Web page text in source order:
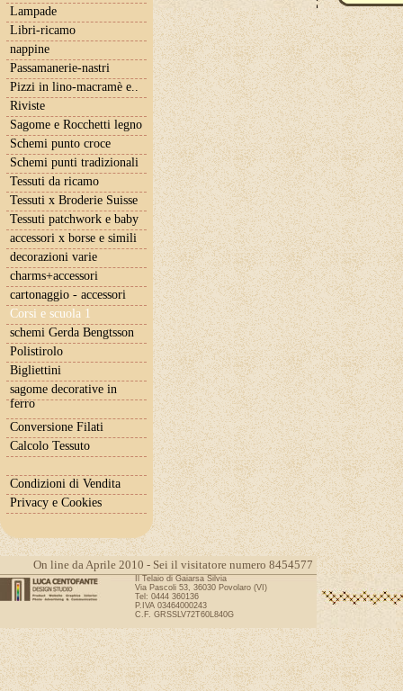
Lampade
Libri-ricamo
nappine
Passamanerie-nastri
Pizzi in lino-macramè e..
Riviste
Sagome e Rocchetti legno
Schemi punto croce
Schemi punti tradizionali
Tessuti da ricamo
Tessuti x Broderie Suisse
Tessuti patchwork e baby
accessori x borse e simili
decorazioni varie
charms+accessori
cartonaggio - accessori
Corsi e scuola 1
schemi Gerda Bengtsson
Polistirolo
Bigliettini
sagome decorative in
ferro
Conversione Filati
Calcolo Tessuto
Condizioni di Vendita
Privacy e Cookies
vostra
Per
I corsi
di un
Il costo è
On line da Aprile 2010 - Sei il visitatore numero 8454577
Il Telaio di Gaiarsa Silvia
Via Pascoli 53, 36030 Povolaro (VI)
Tel: 0444 360136
P.IVA 03464000243
C.F. GRSSLV72T60L840G